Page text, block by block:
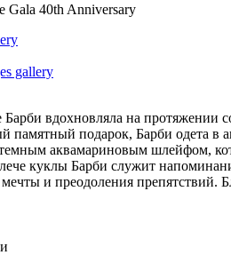
Gala 40th Anniversary
gallery
вдохновляла на протяжении
памятный подарок, Барби одета в
аквамариновым шлейфом,
куклы Барби служит
и преодоления препятствий.